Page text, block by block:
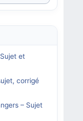
et
corrigé
– Sujet